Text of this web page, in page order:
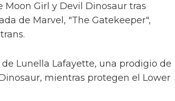
Moon Girl y Devil Dinosaur tras
de Marvel, "The Gatekeeper",
Lunella Lafayette, una prodigio de
mientras protegen el Lower